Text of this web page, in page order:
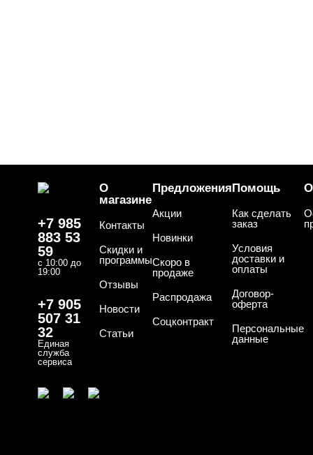
+7 985
883 53
59
с 10:00 до
19:00
+7 905
507 31
32
Единая
служба
сервиса
О
магазине
Контакты
Скидки и
программы
Отзывы
Новости
Статьи
Предложения
Акции
Новинки
Скоро в
продаже
Распродажа
Соцконтракт
Помощь
Как сделать
заказ
Условия
доставки и
оплаты
Договор-
оферта
Персональные
данные